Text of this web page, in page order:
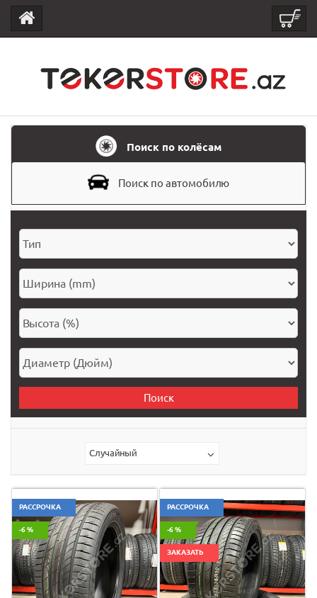
Поиск по колёсам
Поиск по автомобилю
Поиск
Случайный
РАССРОЧКА
-6 %
РАССРОЧКА
-6 %
ЗАКАЗАТЬ